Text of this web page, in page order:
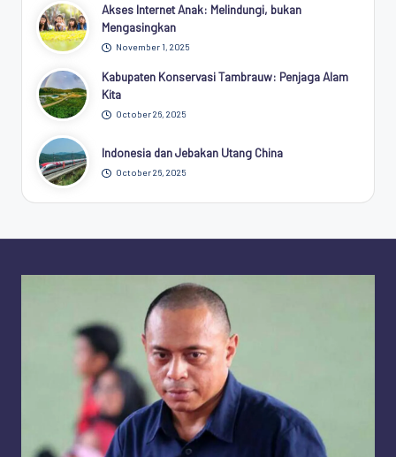
Akses Internet Anak: Melindungi, bukan
Mengasingkan
November 1, 2025
Kabupaten Konservasi Tambrauw: Penjaga Alam
Kita
October 26, 2025
Indonesia dan Jebakan Utang China
October 26, 2025